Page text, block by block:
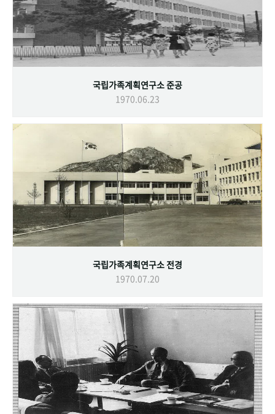
국립가족계획연구소 준공
1970.06.23
국립가족계획연구소 전경
1970.07.20